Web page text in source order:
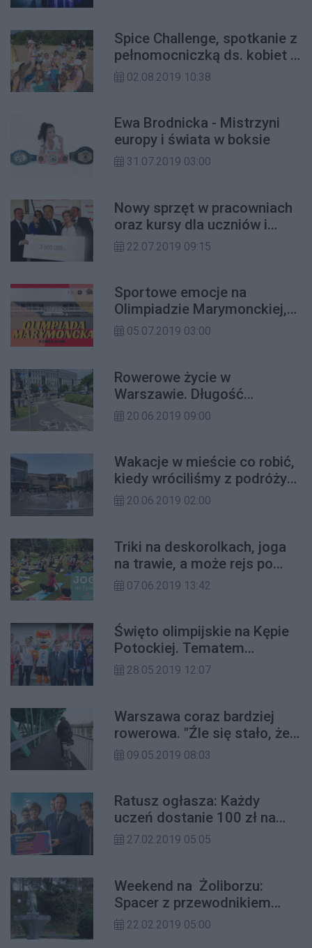
Spice Challenge, spotkanie z
pełnomocniczką ds. kobiet i
czytanie bajek na plaży, a
02.08.2019 10:38
Ewa Brodnicka - Mistrzyni
europy i świata w boksie
31.07.2019 03:00
Nowy sprzęt w pracowniach
oraz kursy dla uczniów i
nauczycieli. Ponad 3,6 mln zł
22.07.2019 09:15
Sportowe emocje na
Olimpiadzie Marymonckiej,
Garden SWAP Party i powrót
05.07.2019 03:00
Rowerowe życie w
Warszawie. Długość
wszystkich dróg dla
20.06.2019 09:00
Wakacje w mieście co robić,
kiedy wróciliśmy z podróży
marzeń?
20.06.2019 02:00
Triki na deskorolkach, joga
na trawie, a może rejs po
Wiśle? Czas na weekend!
07.06.2019 13:42
Święto olimpijskie na Kępie
Potockiej. Tematem
przewodnim były II Igrzyska
28.05.2019 12:07
Warszawa coraz bardziej
rowerowa. "Źle się stało, że
nie jest wymagana karta
09.05.2019 08:03
Ratusz ogłasza: Każdy
uczeń dostanie 100 zł na
wyjścia do muzeów i teatrów
27.02.2019 05:05
Weekend na Żoliborzu:
Spacer z przewodnikiem
miejskim, zajęcia z
22.02.2019 05:00